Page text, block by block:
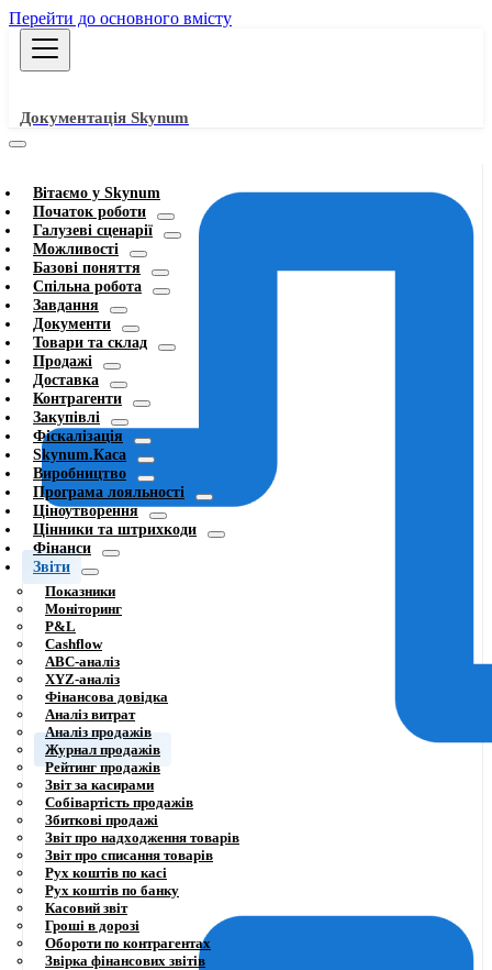
Перейти до основного вмісту
Документація Skynum
Вітаємо у Skynum
Початок роботи
Галузеві сценарії
Можливості
Базові поняття
Спільна робота
Завдання
Документи
Товари та склад
Продажі
Доставка
Контрагенти
Закупівлі
Фіскалізація
Skynum.Каса
Виробництво
Програма лояльності
Ціноутворення
Цінники та штрихкоди
Фінанси
Звіти
Показники
Моніторинг
P&L
Cashflow
ABC-аналіз
XYZ-аналіз
Фінансова довідка
Аналіз витрат
Аналіз продажів
Журнал продажів
Рейтинг продажів
Звіт за касирами
Собівартість продажів
Збиткові продажі
Звіт про надходження товарів
Звіт про списання товарів
Рух коштів по касі
Рух коштів по банку
Касовий звіт
Гроші в дорозі
Обороти по контрагентах
Звірка фінансових звітів